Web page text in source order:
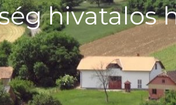
hivatalos